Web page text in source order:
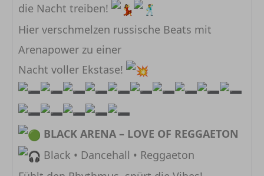
die Nacht treiben!
Hier verschmelzen russische Beats mit
Arenapower zu einer
Nacht voller Ekstase!
BLACK ARENA – LOVE OF REGGAETON
Black • Dancehall • Reggaeton